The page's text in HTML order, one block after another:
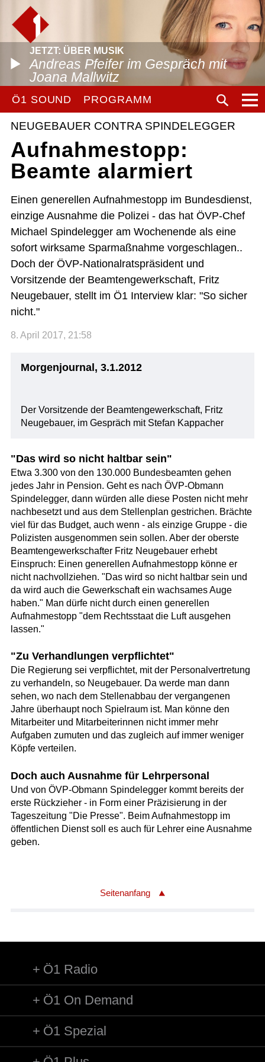
JETZT: ÜBER MUSIK
Andreas Pfeifer im Gespräch mit
Joana Mallwitz
Ö1 SOUND PROGRAMM
NEUGEBAUER CONTRA SPINDELEGGER
Aufnahmestopp:
Beamte alarmiert
Einen generellen Aufnahmestopp im Bundesdienst,
einzige Ausnahme die Polizei - das hat ÖVP-Chef
Michael Spindelegger am Wochenende als eine
sofort wirksame Sparmaßnahme vorgeschlagen..
Doch der ÖVP-Nationalratspräsident und
Vorsitzende der Beamtengewerkschaft, Fritz
Neugebauer, stellt im Ö1 Interview klar: "So sicher
nicht."
8. April 2017, 21:58
Morgenjournal, 3.1.2012
Der Vorsitzende der Beamtengewerkschaft, Fritz
Neugebauer, im Gespräch mit Stefan Kappacher
"Das wird so nicht haltbar sein"
Etwa 3.300 von den 130.000 Bundesbeamten gehen
jedes Jahr in Pension. Geht es nach ÖVP-Obmann
Spindelegger, dann würden alle diese Posten nicht mehr
nachbesetzt und aus dem Stellenplan gestrichen. Brächte
viel für das Budget, auch wenn - als einzige Gruppe - die
Polizisten ausgenommen sein sollen. Aber der oberste
Beamtengewerkschafter Fritz Neugebauer erhebt
Einspruch: Einen generellen Aufnahmestopp könne er
nicht nachvollziehen. "Das wird so nicht haltbar sein und
da wird auch die Gewerkschaft ein wachsames Auge
haben." Man dürfe nicht durch einen generellen
Aufnahmestopp "dem Rechtsstaat die Luft ausgehen
lassen."
"Zu Verhandlungen verpflichtet"
Die Regierung sei verpflichtet, mit der Personalvertretung
zu verhandeln, so Neugebauer. Da werde man dann
sehen, wo nach dem Stellenabbau der vergangenen
Jahre überhaupt noch Spielraum ist. Man könne den
Mitarbeiter und Mitarbeiterinnen nicht immer mehr
Aufgaben zumuten und das zugleich auf immer weniger
Köpfe verteilen.
Doch auch Ausnahme für Lehrpersonal
Und von ÖVP-Obmann Spindelegger kommt bereits der
erste Rückzieher - in Form einer Präzisierung in der
Tageszeitung "Die Presse". Beim Aufnahmestopp im
öffentlichen Dienst soll es auch für Lehrer eine Ausnahme
geben.
Seitenanfang
Ö1 Radio
Ö1 On Demand
Ö1 Spezial